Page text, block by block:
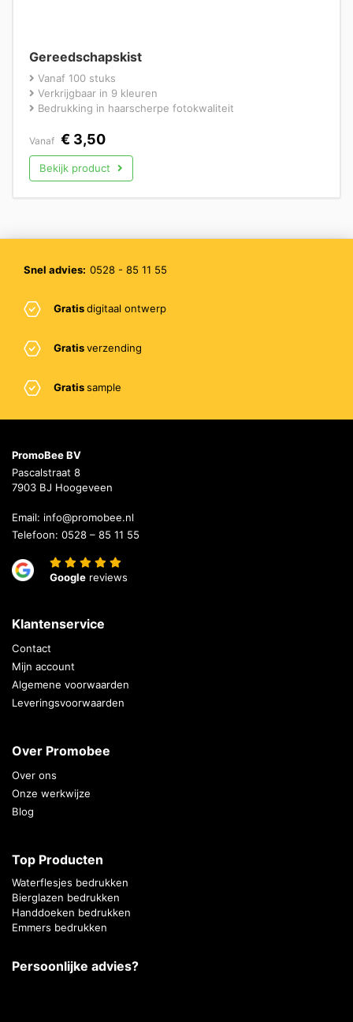
Gereedschapskist
Vanaf 100 stuks
Verkrijgbaar in 9 kleuren
Bedrukking in haarscherpe fotokwaliteit
Vanaf € 3,50
Bekijk product
Snel advies: 0528 - 85 11 55
Gratisdigitaal ontwerp
Gratisverzending
Gratissample
PromoBee BV
Pascalstraat 8
7903 BJ Hoogeveen
Email: info@promobee.nl
Telefoon: 0528 – 85 11 55
Google reviews
Klantenservice
Contact
Mijn account
Algemene voorwaarden
Leveringsvoorwaarden
Over Promobee
Over ons
Onze werkwijze
Blog
Top Producten
Waterflesjes bedrukken
Bierglazen bedrukken
Handdoeken bedrukken
Emmers bedrukken
Persoonlijke advies?